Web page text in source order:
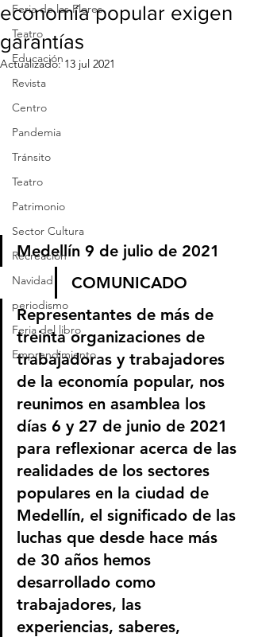
Feria de las Flores
Teatro
Educación
Revista
Centro
Pandemia
Tránsito
Teatro
Patrimonio
Sector Cultura
Recreación
Navidad
periodismo
Feria del libro
Emprendimiento
economía popular exigen
garantías
Actualizado:13 jul 2021
Medellín 9 de julio de 2021
COMUNICADO
Representantes de más de
treinta organizaciones de
trabajadoras y trabajadores
de la economía popular, nos
reunimos en asamblea los
días 6 y 27 de junio de 2021
para reflexionar acerca de las
realidades de los sectores
populares en la ciudad de
Medellín, el significado de las
luchas que desde hace más
de 30 años hemos
desarrollado como
trabajadores, las
experiencias, saberes,